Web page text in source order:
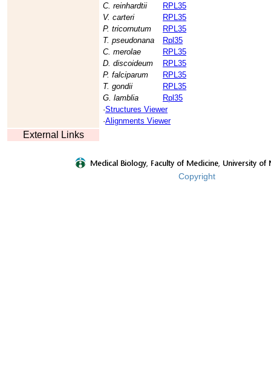
C. reinhardtii
RPL35
V. carteri
RPL35
P. tricornutum
RPL35
T. pseudonana
Rpl35
C. merolae
RPL35
D. discoideum
RPL35
P. falciparum
RPL35
T. gondii
RPL35
G. lamblia
Rpl35
·Structures Viewer
·Alignments Viewer
External Links
Copyright